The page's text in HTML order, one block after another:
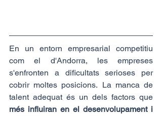
En un entorn empresarial competitiu
com el d'Andorra, les empreses
s'enfronten a dificultats serioses per
cobrir moltes posicions. La manca de
més influiran en el desenvolupament i